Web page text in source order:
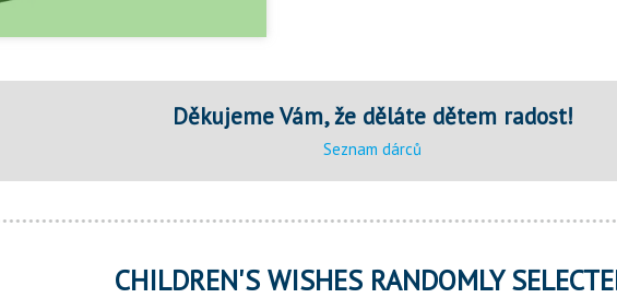
Děkujeme Vám, že děláte dětem radost!
Seznam dárců
CHILDREN'S WISHES RANDOMLY